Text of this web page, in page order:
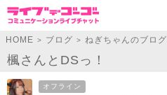
HOME > ブログ > ねぎちゃんのブログ
楓さんとDSっ！
オフライン